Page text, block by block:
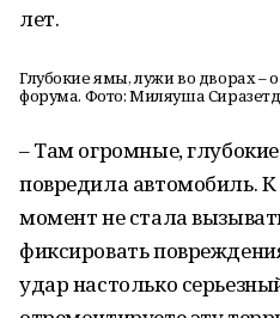
лет.
Глубокие ямы, лужи во дворах –
форума. Фото: Миляуша
– Там огромные,
повредила автомобиль.
момент не стала
фиксировать
удар настолько